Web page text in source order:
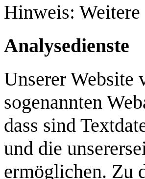
Hinweis:
Analysedienste
Unserer Website
sogenannten
dass sind
und die
ermöglichen. Zu